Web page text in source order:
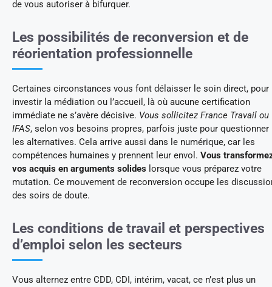
de vous autoriser à bifurquer.
Les possibilités de reconversion et de
réorientation professionnelle
Certaines circonstances vous font délaisser le soin direct, pour
investir la médiation ou l’accueil, là où aucune certification
immédiate ne s’avère décisive. Vous sollicitez France Travail ou
IFAS, selon vos besoins propres, parfois juste pour questionner
les alternatives. Cela arrive aussi dans le numérique, car les
compétences humaines y prennent leur envol. Vous
vos acquis en arguments solides lorsque vous préparez votre
mutation. Ce mouvement de reconversion occupe les
des soirs de doute.
Les conditions de travail et perspectives
d’emploi selon les secteurs
Vous alternez entre CDD, CDI, intérim, vacat, ce n’est plus un